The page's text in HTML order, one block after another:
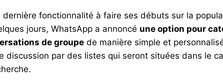
fonctionnalité à faire ses débuts sur la
jours, WhatsApp a annoncé une option pour
de groupe de manière simple et
discussion par des listes qui seront situées dans le